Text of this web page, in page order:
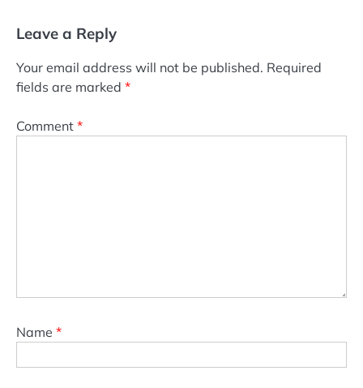
Leave a Reply
Your email address will not be published. Required
fields are marked *
Comment *
Name *